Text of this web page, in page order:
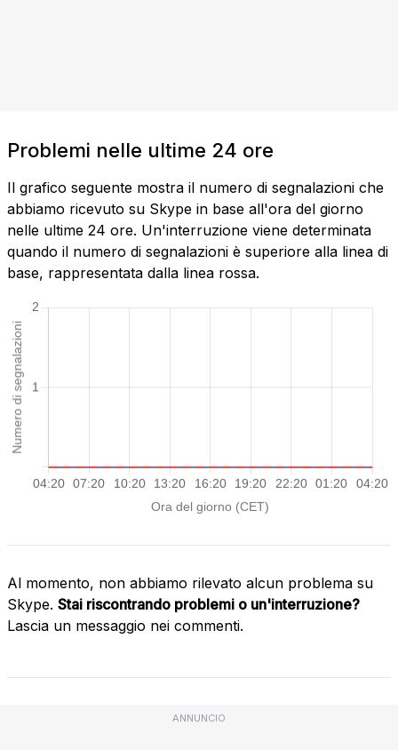
Problemi nelle ultime 24 ore
Il grafico seguente mostra il numero di segnalazioni che
abbiamo ricevuto su Skype in base all'ora del giorno
nelle ultime 24 ore. Un'interruzione viene determinata
quando il numero di segnalazioni è superiore alla linea di
base, rappresentata dalla linea rossa.
Al momento, non abbiamo rilevato alcun problema su
Skype. Stai riscontrando problemi o un'interruzione?
Lascia un messaggio nei commenti.
ANNUNCIO